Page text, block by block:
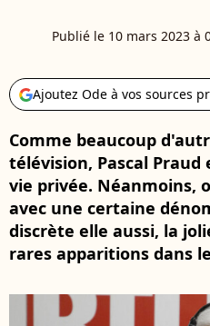
Publié le 10 mars 2023 à
Ajoutez Ode à vos sources
Comme beaucoup
télévision, Pascal
vie privée. Néanmoins,
avec une certaine
discrète elle aussi, la
rares apparitions dans